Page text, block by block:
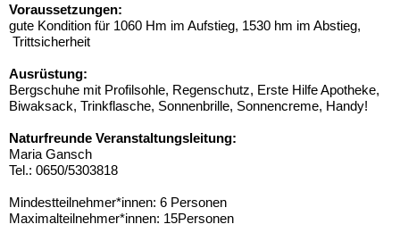
Voraussetzungen:
gute Kondition für 1060 Hm im Aufstieg, 1530 hm im Abstieg,
Trittsicherheit
Ausrüstung:
Bergschuhe mit Profilsohle, Regenschutz, Erste Hilfe Apotheke,
Biwaksack, Trinkflasche, Sonnenbrille, Sonnencreme, Handy!
Naturfreunde Veranstaltungsleitung:
Maria Gansch
Tel.: 0650/5303818
Mindestteilnehmer*innen: 6 Personen
Maximalteilnehmer*innen: 15Personen